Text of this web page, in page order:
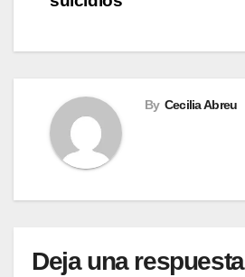
By Cecilia Abreu
Deja una respuesta